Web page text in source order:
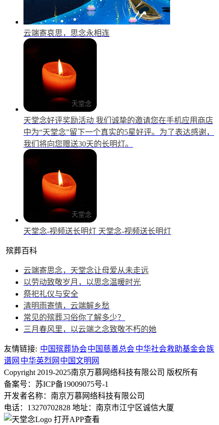
云端寄哀思，思念永相连
天堂念好评奖励活动 我们诚挚的邀请您在手机应用商店
中为“天堂念”留下一个真实的5星好评。为了表达感谢，
我们将向您赠送30天的长明灯。
天堂念-视频送长明灯 天堂念-视频送长明灯
殡葬百科
云端寄思念，天堂念让母爱从未走远
以劳动致敬岁月，以思念温暖时光
祭祀礼仪与安全
清明雨寄情，云端解乡愁
常见的殡葬习俗你了解多少？
三月春风里，以云端之念致敬不朽的她
友情链接: 中国殡葬协会中国慈善总会中华社会救助基金会族
谱网 中华英烈网 中国文明网
Copyright 2019-2025南京万慕网络科技有限公司 版权所有
备案号：苏ICP备19009075号-1
开发者名称：南京万慕网络科技有限公司
电话：13270702828 地址：南京市江宁区诚信大厦
打开APP查看